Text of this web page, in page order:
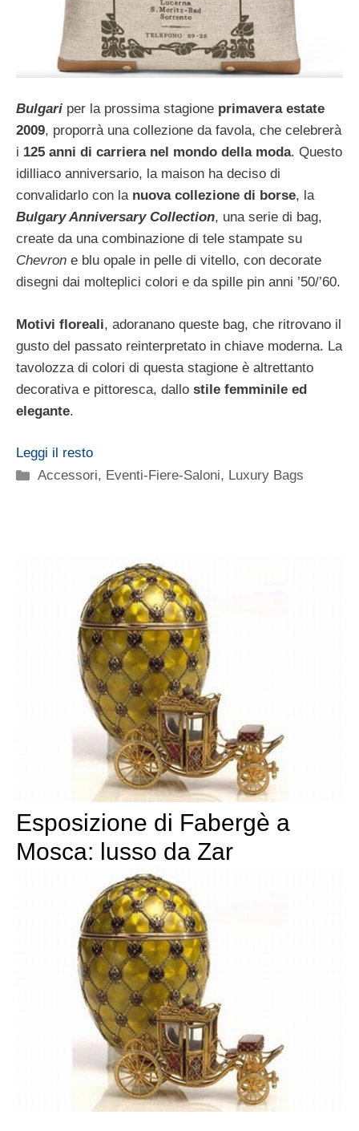
Bulgari per la prossima stagione primavera estate
2009, proporrà una collezione da favola, che celebrerà
i 125 anni di carriera nel mondo della moda. Questo
idilliaco anniversario, la maison ha deciso di
convalidarlo con la nuova collezione di borse, la
Bulgary Anniversary Collection, una serie di bag,
create da una combinazione di tele stampate su
Chevron e blu opale in pelle di vitello, con decorate
disegni dai molteplici colori e da spille pin anni ’50/’60.
Motivi floreali, adoranano queste bag, che ritrovano il
gusto del passato reinterpretato in chiave moderna. La
tavolozza di colori di questa stagione è altrettanto
decorativa e pittoresca, dallo stile femminile ed
elegante.
Leggi il resto
Categorie
Accessori, Eventi-Fiere-Saloni, Luxury Bags
Esposizione di Fabergè a
Mosca: lusso da Zar